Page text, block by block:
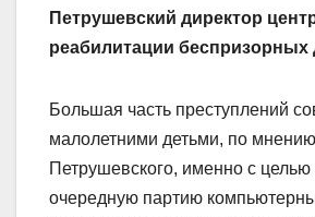
Петрушевский директор
реабилитации беспризорных
Большая часть преступлений
малолетними детьми, по мнению
Петрушевского, именно с целью
очередную партию